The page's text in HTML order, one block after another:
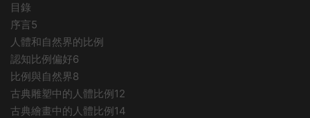
目錄
序言5
人體和自然界的比例
認知比例偏好6
比例與自然界8
古典雕塑中的人體比例12
古典繪畫中的人體比例14